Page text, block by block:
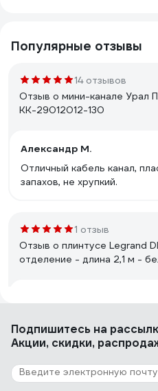
Популярные отзывы
14 отзывов
Отзыв о мини-канале Урал
КК-29012012-130
Александр М.
Отличный кабель канал,
запахов, не хрупкий.
1 отзыв
Отзыв о плинтусе Legrand
отделение - длина 2,1 м -
аксессуаров (углы,
вид.
Подпишитесь на
Акции, скидки,